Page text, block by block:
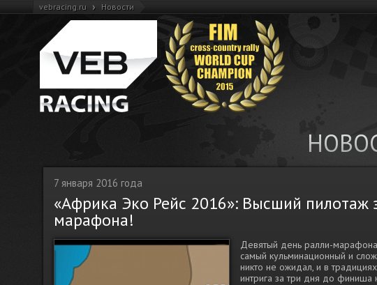
vebracing.ru › Новости
7 января 2016 года
«Африка Эко Рейс 2016»: Высший пилотаж
марафона!
Девятый день ралли-
самый кульминационный и
никто не ожидал, и в
интрига за три дня до финиша